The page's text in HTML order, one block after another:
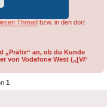
Thread bzw. in den dort
„Präfix“ an, ob du Kunde
von Vodafone West („[VF
1